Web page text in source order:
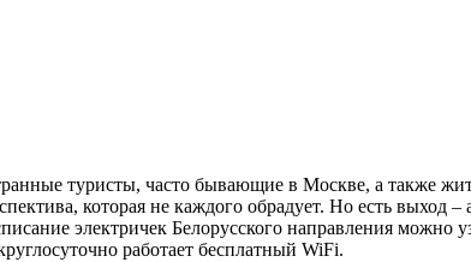
туристы, часто бывающие в Москве, а также
которая не каждого обрадует. Но есть выход –
электричек Белорусского направления можно
работает бесплатный WiFi.